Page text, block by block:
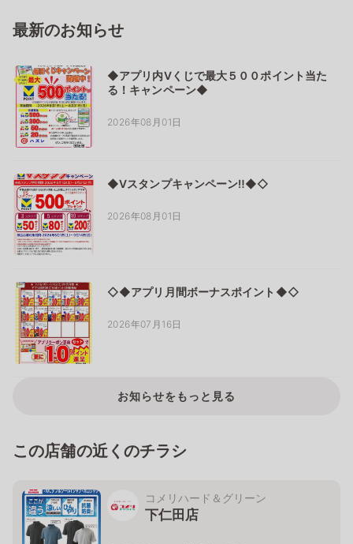
最新のお知らせ
◆アプリ内Vくじで最大５００ポイント当た
る！キャンペーン◆
2026年08月01日
◆Vスタンプキャンペーン‼◆◇
2026年08月01日
◇◆アプリ月間ボーナスポイント◆◇
2026年07月16日
お知らせをもっと見る
この店舗の近くのチラシ
コメリハード＆グリーン
下仁田店